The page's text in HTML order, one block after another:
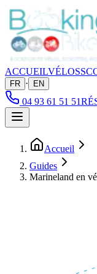
ACCUEILVÉLOS
FR · EN
04 93 61 51 51
Accueil
Guides
Marineland en